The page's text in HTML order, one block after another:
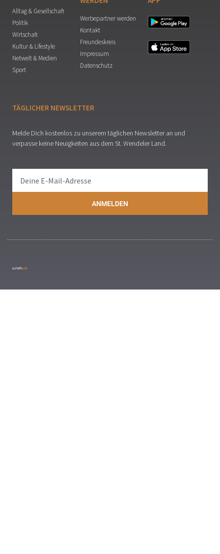
Alltag & Gesellschaft
Politik
Wirtschaft
Kultur & Lifestyle
Netwelt & Medien
Sport
Werbepartner werden
Kontakt
Freundeskreis
Impressum
Datenschutz
TÄGLICHER NEWSLETTER
Melde Dich kostenlos zu unserem täglichen Newsletter an und
verpasse keine Neuigkeiten aus dem St. Wendeler Land.
ANMELDEN